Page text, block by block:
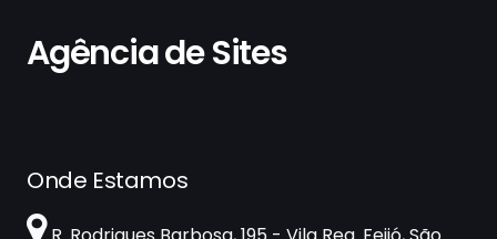
Agência de Sites
Onde Estamos